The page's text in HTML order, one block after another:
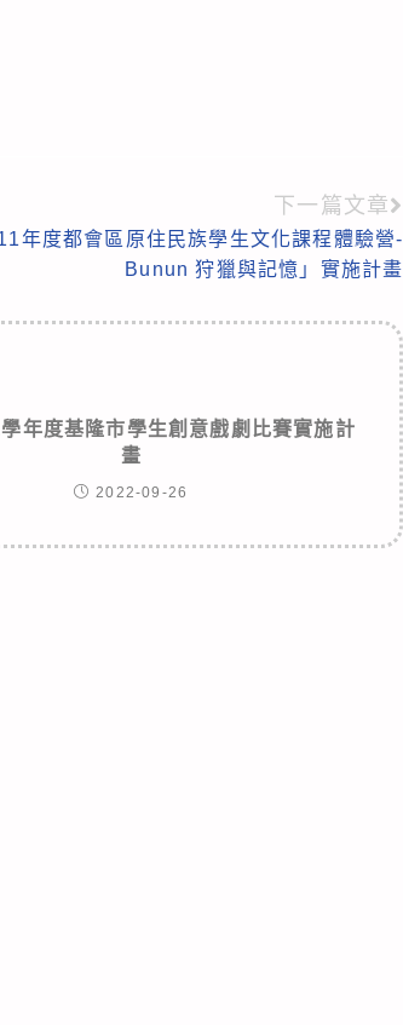
下一篇文章
年度都會區原住民族學生文化課程體驗營-
Bunun 狩獵與記憶」實施計畫
年度基隆市學生創意戲劇比賽實施計
畫
2022-09-26